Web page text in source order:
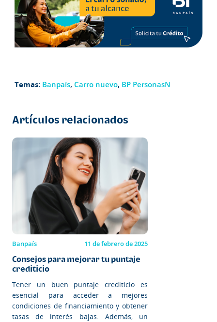
Temas: Banpaís, Carro nuevo, BP PersonasN
Artículos relacionados
Banpaís 11 de febrero de 2025
Consejos para mejorar tu puntaje
crediticio
Tener un buen puntaje crediticio es
esencial para acceder a mejores
condiciones de financiamiento y obtener
tasas de interés bajas. Además, un